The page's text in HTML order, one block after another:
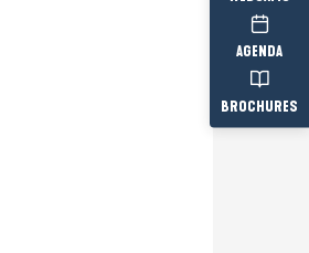
AGENDA
BROCHURES